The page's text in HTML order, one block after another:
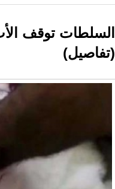
السلطات توقف
(تفاصيل)